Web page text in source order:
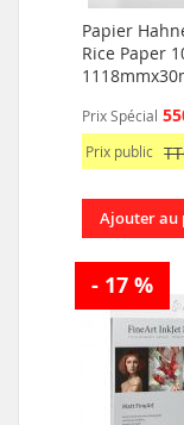
Papier
Rice Paper
Prix Spécial
Prix public
Ajouter au
- 17 %